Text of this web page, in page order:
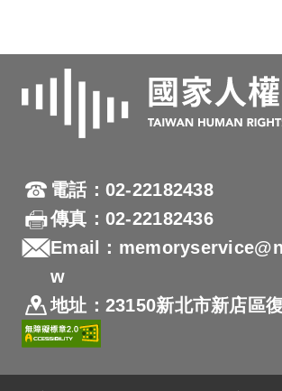
電話：02-22182438
傳真：02-22182436
Email：
w
地址：23150新北市新店區